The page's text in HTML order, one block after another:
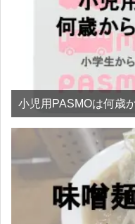
小児用PASMOは何歳